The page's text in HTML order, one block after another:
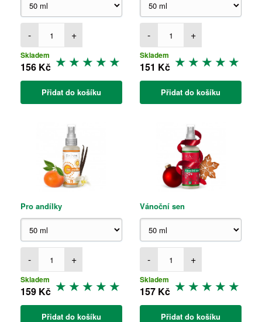
- +
Skladem
156 Kč
Přidat do košíku
- +
Skladem
151 Kč
Přidat do košíku
Pro andílky
- +
Skladem
159 Kč
Přidat do košíku
Vánoční sen
- +
Skladem
157 Kč
Přidat do košíku